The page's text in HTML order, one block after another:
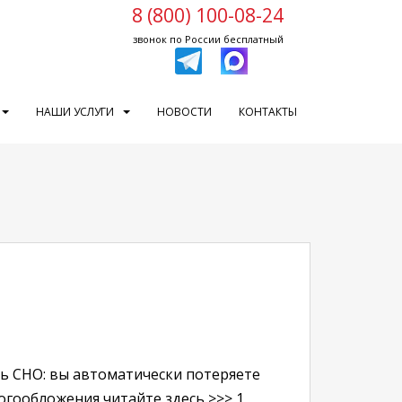
8 (800) 100-08-24
звонок по России бесплатный
НАШИ УСЛУГИ НОВОСТИ КОНТАКТЫ
СНО: вы автоматически потеряете